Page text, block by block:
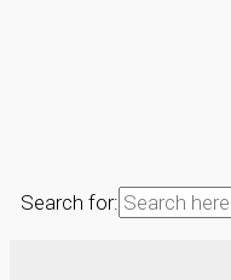
Search for: